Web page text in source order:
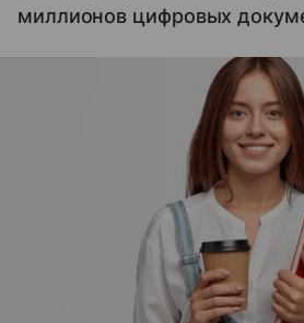
миллионов цифровых